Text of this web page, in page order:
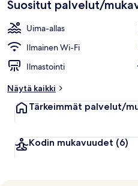
Suositut palvelut/
Uima-allas
Ilmainen Wi-Fi
Ilmastointi
Näytä kaikki
Tärkeimmät palvelut/
Kodin mukavuudet (6)